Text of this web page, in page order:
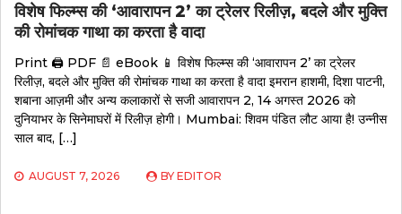
विशेष फिल्म्स की ‘आवारापन 2’ का ट्रेलर रिलीज़, बदले और मुक्ति
की रोमांचक गाथा का करता है वादा
Print 🖨 PDF 📄 eBook 📱 विशेष फिल्म्स की ‘आवारापन 2’ का ट्रेलर
रिलीज़, बदले और मुक्ति की रोमांचक गाथा का करता है वादा इमरान हाशमी, दिशा पाटनी,
शबाना आज़मी और अन्य कलाकारों से सजी आवारापन 2, 14 अगस्त 2026 को
दुनियाभर के सिनेमाघरों में रिलीज़ होगी। Mumbai: शिवम पंडित लौट आया है! उन्नीस
साल बाद, […]
AUGUST 7, 2026 BY EDITOR